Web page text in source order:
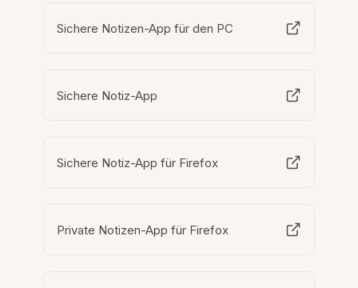
Sichere Notizen-App für den PC
Sichere Notiz-App
Sichere Notiz-App für Firefox
Private Notizen-App für Firefox